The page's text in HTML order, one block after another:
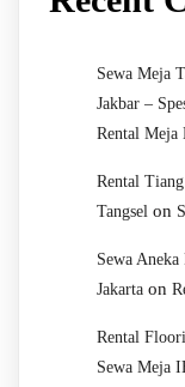
Sewa Meja
Jakbar –
Rental Meja
Rental
Tangsel on
Sewa
Jakarta on
Rental
Sewa Meja